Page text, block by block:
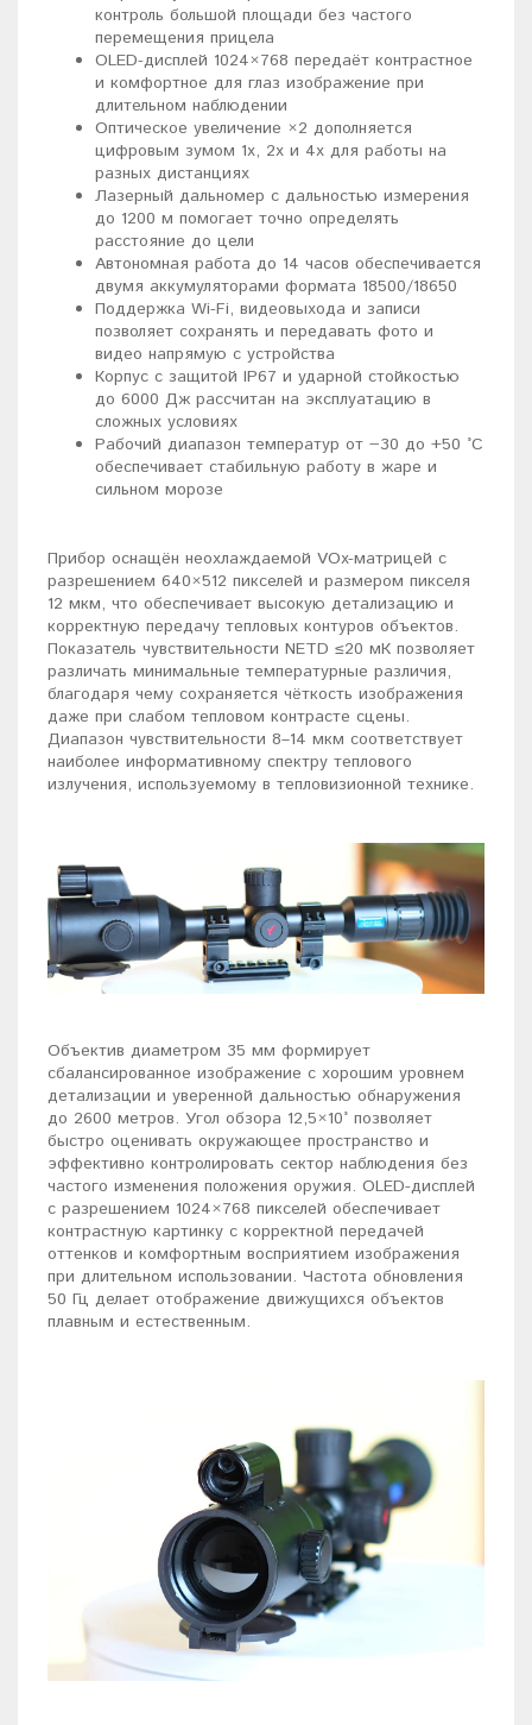
контроль большой площади без частого
перемещения прицела
OLED-дисплей 1024×768 передаёт контрастное
и комфортное для глаз изображение при
длительном наблюдении
Оптическое увеличение ×2 дополняется
цифровым зумом 1x, 2x и 4x для работы на
разных дистанциях
Лазерный дальномер с дальностью измерения
до 1200 м помогает точно определять
расстояние до цели
Автономная работа до 14 часов обеспечивается
двумя аккумуляторами формата 18500/18650
Поддержка Wi-Fi, видеовыхода и записи
позволяет сохранять и передавать фото и
видео напрямую с устройства
Корпус с защитой IP67 и ударной стойкостью
до 6000 Дж рассчитан на эксплуатацию в
сложных условиях
Рабочий диапазон температур от −30 до +50 °C
обеспечивает стабильную работу в жаре и
сильном морозе
Прибор оснащён неохлаждаемой VOx-матрицей с
разрешением 640×512 пикселей и размером пикселя
12 мкм, что обеспечивает высокую детализацию и
корректную передачу тепловых контуров объектов.
Показатель чувствительности NETD ≤20 мК позволяет
различать минимальные температурные различия,
благодаря чему сохраняется чёткость изображения
даже при слабом тепловом контрасте сцены.
Диапазон чувствительности 8–14 мкм соответствует
наиболее информативному спектру теплового
излучения, используемому в тепловизионной технике.
Объектив диаметром 35 мм формирует
сбалансированное изображение с хорошим уровнем
детализации и уверенной дальностью обнаружения
до 2600 метров. Угол обзора 12,5×10° позволяет
быстро оценивать окружающее пространство и
эффективно контролировать сектор наблюдения без
частого изменения положения оружия. OLED-дисплей
с разрешением 1024×768 пикселей обеспечивает
контрастную картинку с корректной передачей
оттенков и комфортным восприятием изображения
при длительном использовании. Частота обновления
50 Гц делает отображение движущихся объектов
плавным и естественным.